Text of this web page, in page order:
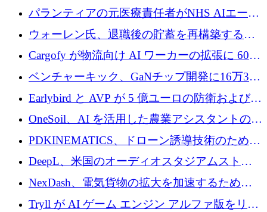
ラウンドを主導し、訴訟プラットフォームを
パランティアの元医療責任者がNHS AIエージ
ェントの立ち上げに1,000万ポンドを調達
ウォーレン氏、退職後の貯蓄を再構築するた
めに1,000万ユーロを調達
Cargofy が物流向け AI ワーカーの拡張に 600
万ドルを獲得
ベンチャーキック、GaNチップ開発に16万3千
ユーロでMinisaを支援
Earlybird と AVP が 5 億ユーロの防衛および二
重用途の成長基金である E2D を立ち上げる
OneSoil、AI を活用した農業アシスタントの拡
大に​​ 100 万ユーロを確保
PDKINEMATICS、ドローン誘導技術のために
200 万ユーロを調達
DeepL、米国のオーディオスタジアムストリ
ーミング事業Mixhaloを買収
NexDash、電気貨物の拡大を加速するために
EIT Urban Mobilityから250万ユーロを確保
Tryll が AI ゲーム エンジン アルファ版をリリ